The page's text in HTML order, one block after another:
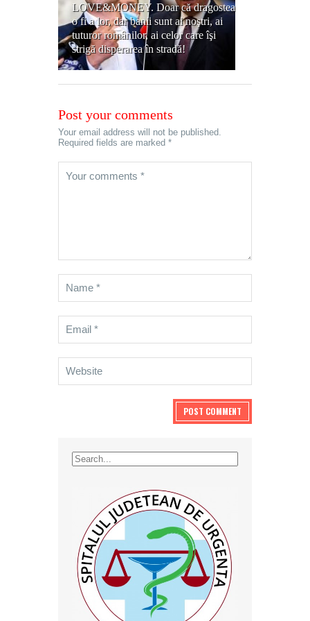
LOVE&MONEY. Doar că dragostea
o fi a lor, dar banii sunt ai noştri, ai
tuturor românilor, ai celor care îşi
strigă disperarea în stradă!
Post your comments
Your email address will not be published.
Required fields are marked *